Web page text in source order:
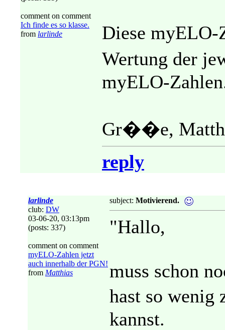
comment on comment
Ich finde es so klasse.
from larlinde
Diese
Wertung der
myELO-
Gr��e,
reply
larlinde
club: DW
03-06-20, 03:13pm
(posts: 337)
comment on comment
myELO-Zahlen jetzt
auch innerhalb der PGN!
from Matthias
subject: Motivierend.
"Hallo,
muss schon
hast so
kannst.